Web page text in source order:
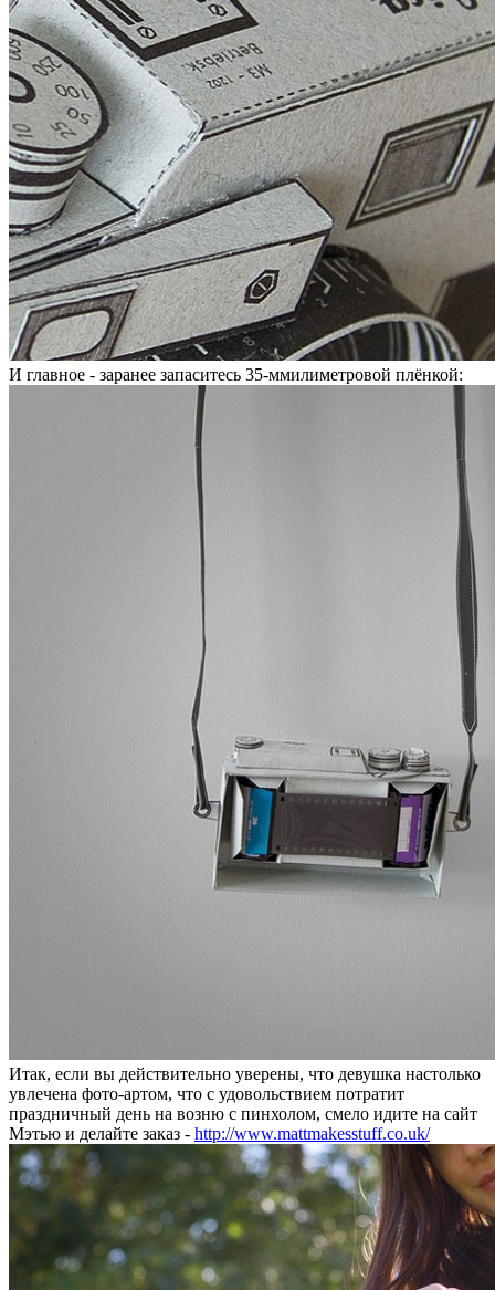
И главное - заранее запаситесь 35-ммилиметровой плёнкой:
Итак, если вы действительно уверены, что девушка настолько
увлечена фото-артом, что с удовольствием потратит
праздничный день на возню с пинхолом, смело идите на сайт
Мэтью и делайте заказ - http://www.mattmakesstuff.co.uk/